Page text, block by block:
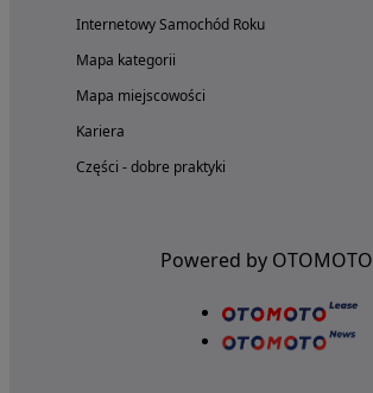
Internetowy Samochód Roku
Mapa kategorii
Mapa miejscowości
Kariera
Części - dobre praktyki
Powered by OTOMOTO